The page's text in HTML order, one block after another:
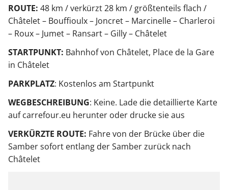
ROUTE: 48 km / verkürzt 28 km / größtenteils flach /
Châtelet – Bouffioulx – Joncret – Marcinelle – Charleroi
– Roux – Jumet – Ransart – Gilly – Châtelet
STARTPUNKT: Bahnhof von Châtelet, Place de la Gare
in Châtelet
PARKPLATZ: Kostenlos am Startpunkt
WEGBESCHREIBUNG: Keine. Lade die detaillierte Karte
auf carrefour.eu herunter oder drucke sie aus
VERKÜRZTE ROUTE: Fahre von der Brücke über die
Samber sofort entlang der Samber zurück nach
Châtelet